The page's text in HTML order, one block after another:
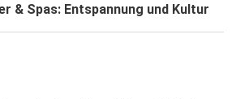
& Spas: Entspannung und Kultur